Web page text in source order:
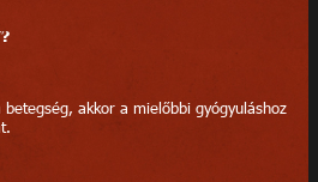
akkor a mielőbbi gyógyuláshoz